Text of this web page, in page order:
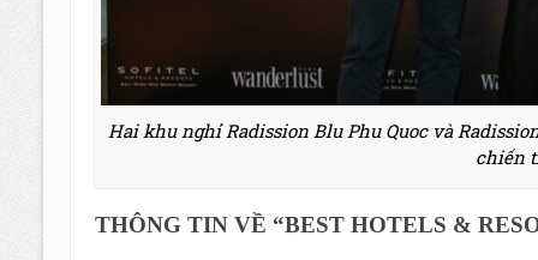
Hai khu nghỉ Radission Blu Phu Quoc và
chiến
THÔNG TIN VỀ “BEST HOTELS &